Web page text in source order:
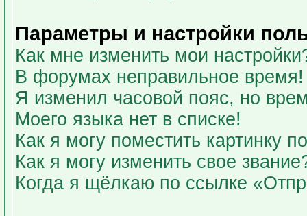
Параметры и настройки
Как мне изменить мои
В форумах неправильное время!
Я изменил часовой пояс, но
Моего языка нет в списке!
Как я могу поместить картинку
Как я могу изменить свое
Когда я щёлкаю по ссылке